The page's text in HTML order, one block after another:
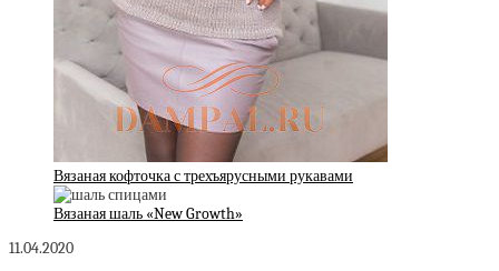
Вязаная кофточка с трехъярусными рукавами
Вязаная шаль «New Growth»
11.04.2020